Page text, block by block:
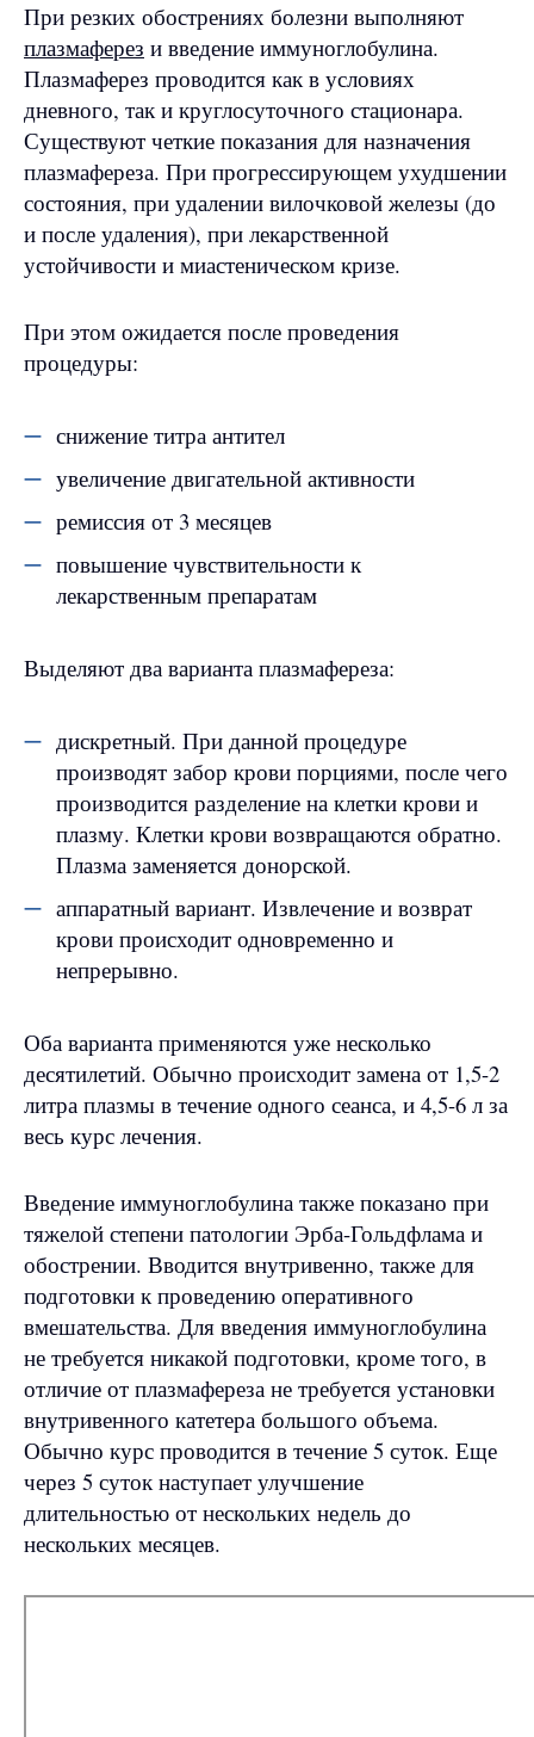
При резких обострениях болезни выполняют
плазмаферез и введение иммуноглобулина.
Плазмаферез проводится как в условиях
дневного, так и круглосуточного стационара.
Существуют четкие показания для назначения
плазмафереза. При прогрессирующем ухудшении
состояния, при удалении вилочковой железы (до
и после удаления), при лекарственной
устойчивости и миастеническом кризе.
При этом ожидается после проведения
процедуры:
снижение титра антител
увеличение двигательной активности
ремиссия от 3 месяцев
повышение чувствительности к
лекарственным препаратам
Выделяют два варианта плазмафереза:
дискретный. При данной процедуре
производят забор крови порциями, после чего
производится разделение на клетки крови и
плазму. Клетки крови возвращаются обратно.
Плазма заменяется донорской.
аппаратный вариант. Извлечение и возврат
крови происходит одновременно и
непрерывно.
Оба варианта применяются уже несколько
десятилетий. Обычно происходит замена от 1,5-2
литра плазмы в течение одного сеанса, и 4,5-6 л за
весь курс лечения.
Введение иммуноглобулина также показано при
тяжелой степени патологии Эрба-Гольдфлама и
обострении. Вводится внутривенно, также для
подготовки к проведению оперативного
вмешательства. Для введения иммуноглобулина
не требуется никакой подготовки, кроме того, в
отличие от плазмафереза не требуется установки
внутривенного катетера большого объема.
Обычно курс проводится в течение 5 суток. Еще
через 5 суток наступает улучшение
длительностью от нескольких недель до
нескольких месяцев.